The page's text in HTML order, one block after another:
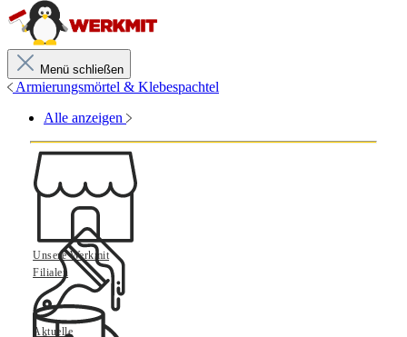
Menü schließen
Armierungsmörtel & Klebespachtel
Alle anzeigen
Unsere Werkmit
Filialen
Aktuelle